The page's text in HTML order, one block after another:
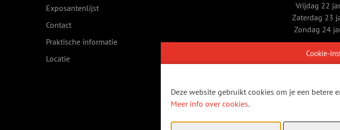
Exposantenlijst
Contact
Praktische informatie
Locatie
Vrijdag 22
Zaterdag 23
Zondag 24
Xpo
Privacy policy
Cookie-
Deze website gebruikt cookies om je een betere
Meer info over cookies.